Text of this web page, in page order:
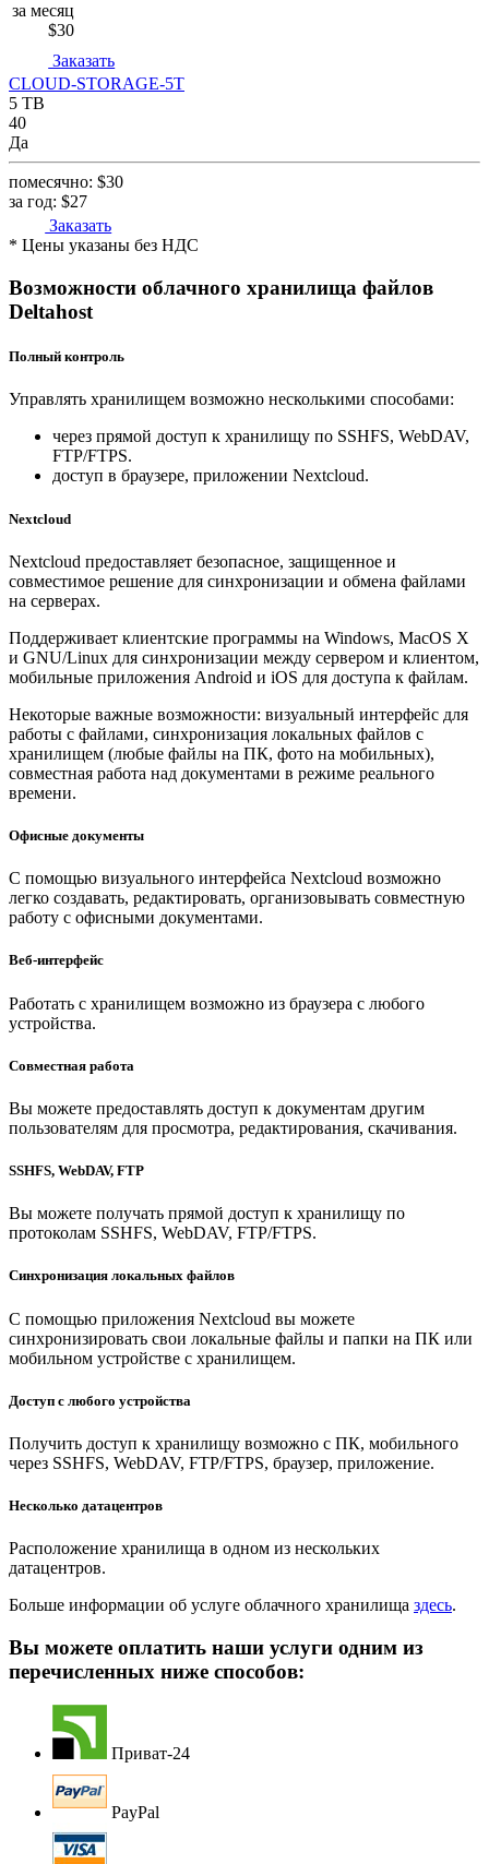
за месяц
$30
Заказать
CLOUD-STORAGE-5T
5 TB
40
Да
помесячно: $30
за год: $27
Заказать
* Цены указаны без НДС
Возможности облачного хранилища файлов
Deltahost
Полный контроль
Управлять хранилищем возможно несколькими способами:
через прямой доступ к хранилищу по SSHFS, WebDAV,
FTP/FTPS.
доступ в браузере, приложении Nextcloud.
Nextcloud
Nextcloud предоставляет безопасное, защищенное и
совместимое решение для синхронизации и обмена файлами
на серверах.
Поддерживает клиентские программы на Windows, MacOS X
и GNU/Linux для синхронизации между сервером и клиентом,
мобильные приложения Android и iOS для доступа к файлам.
Некоторые важные возможности: визуальный интерфейс для
работы с файлами, синхронизация локальных файлов с
хранилищем (любые файлы на ПК, фото на мобильных),
совместная работа над документами в режиме реального
времени.
Офисные документы
С помощью визуального интерфейса Nextcloud возможно
легко создавать, редактировать, организовывать совместную
работу с офисными документами.
Веб-интерфейс
Работать с хранилищем возможно из браузера с любого
устройства.
Совместная работа
Вы можете предоставлять доступ к документам другим
пользователям для просмотра, редактирования, скачивания.
SSHFS, WebDAV, FTP
Вы можете получать прямой доступ к хранилищу по
протоколам SSHFS, WebDAV, FTP/FTPS.
Синхронизация локальных файлов
С помощью приложения Nextcloud вы можете
синхронизировать свои локальные файлы и папки на ПК или
мобильном устройстве с хранилищем.
Доступ с любого устройства
Получить доступ к хранилищу возможно с ПК, мобильного
через SSHFS, WebDAV, FTP/FTPS, браузер, приложение.
Несколько датацентров
Расположение хранилища в одном из нескольких
датацентров.
Больше информации об услуге облачного хранилища здесь.
Вы можете оплатить наши услуги одним из
перечисленных ниже способов:
Приват-24
PayPal